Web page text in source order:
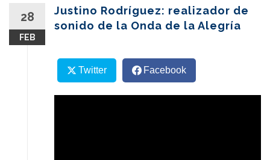
28
FEB
Justino Rodríguez: realizador de
sonido de la Onda de la Alegría
Twitter Facebook